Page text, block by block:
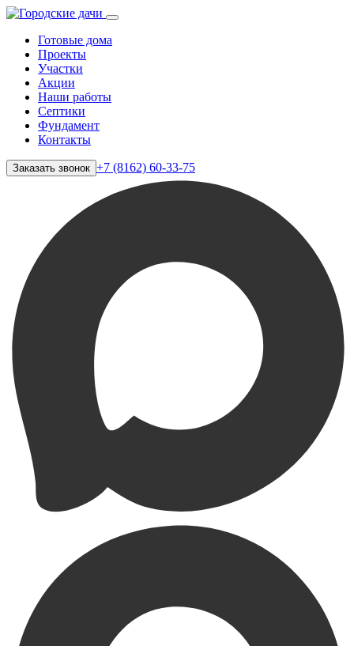
Готовые дома
Проекты
Участки
Акции
Наши работы
Септики
Фундамент
Контакты
Заказать звонок +7 (8162) 60-33-75